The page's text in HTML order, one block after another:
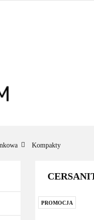
Kompakty
PROMOCJA